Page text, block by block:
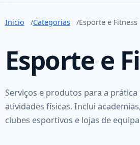
Inicio Categorias Esporte e Fitness
Esporte e
Serviços e produtos para a
atividades físicas. Inclui
clubes esportivos e lojas de